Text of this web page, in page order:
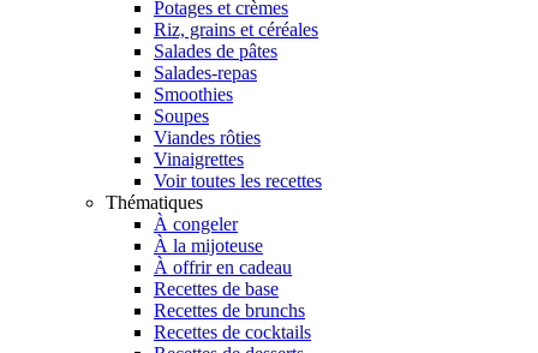
Potages et crèmes
Riz, grains et céréales
Salades de pâtes
Salades-repas
Smoothies
Soupes
Viandes rôties
Vinaigrettes
Voir toutes les recettes
Thématiques
À congeler
À la mijoteuse
À offrir en cadeau
Recettes de base
Recettes de brunchs
Recettes de cocktails